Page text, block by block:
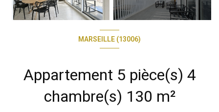
MARSEILLE (13006)
Appartement 5 pièce(s) 4
chambre(s) 130 m²